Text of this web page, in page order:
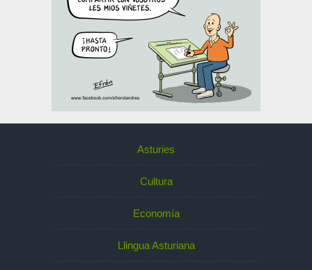
Asturies
Cultura
Economía
Llingua Asturiana